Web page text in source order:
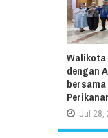
dengan
Jul 28,